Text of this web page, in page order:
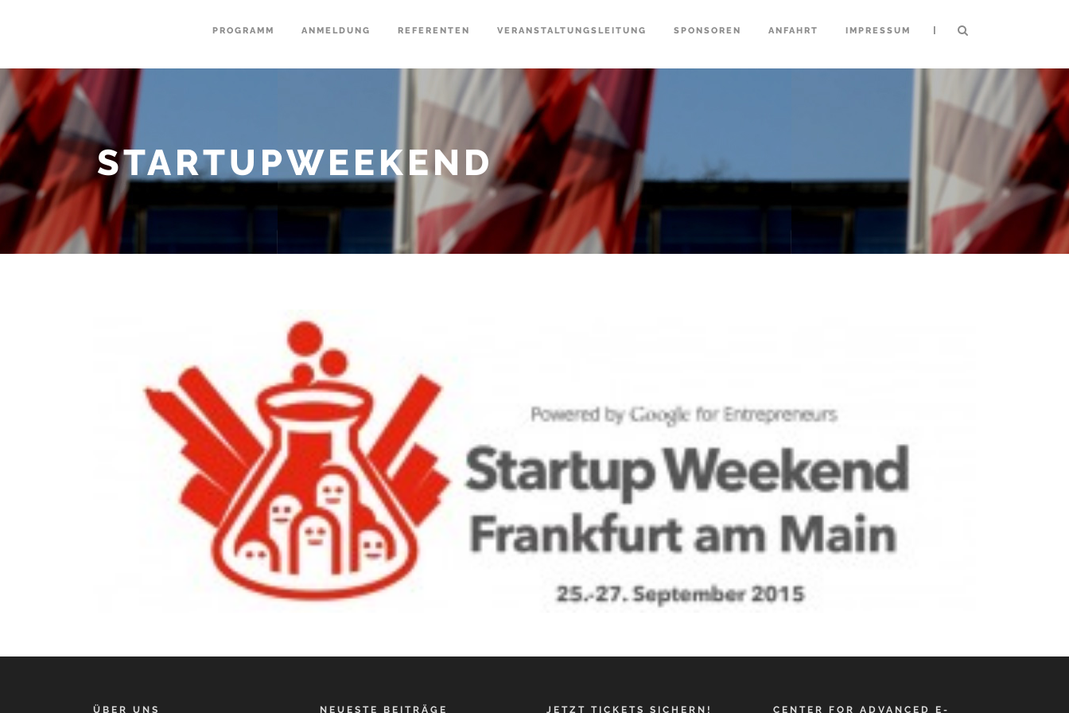
PROGRAMM ANMELDUNG REFERENTEN VERANSTALTUNGSLEITUNG SPONSOREN ANFAHRT IMPRESSUM |
STARTUPWEEKEND
ÜBER UNS NEUESTE BEITRÄGE JETZT TICKETS SICHERN! CENTER FOR ADVANCED E-